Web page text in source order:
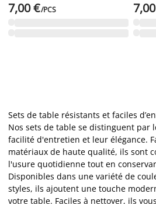
7,00 €/PCS
Sets de table résistants et faciles
Nos sets de table se distinguent par
facilité d'entretien et leur élégance.
matériaux de haute qualité, ils sont
l'usure quotidienne tout en
Disponibles dans une variété de
styles, ils ajoutent une touche
votre table. Faciles à nettoyer, ils